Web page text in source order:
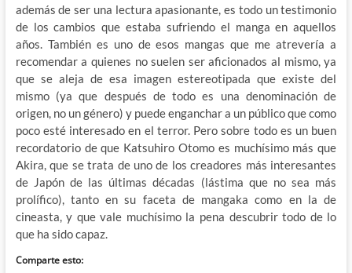
además de ser una lectura apasionante, es todo un testimonio
de los cambios que estaba sufriendo el manga en aquellos
años. También es uno de esos mangas que me atrevería a
recomendar a quienes no suelen ser aficionados al mismo, ya
que se aleja de esa imagen estereotipada que existe del
mismo (ya que después de todo es una denominación de
origen, no un género) y puede enganchar a un público que como
poco esté interesado en el terror. Pero sobre todo es un buen
recordatorio de que Katsuhiro Otomo es muchísimo más que
Akira, que se trata de uno de los creadores más interesantes
de Japón de las últimas décadas (lástima que no sea más
prolífico), tanto en su faceta de mangaka como en la de
cineasta, y que vale muchísimo la pena descubrir todo de lo
que ha sido capaz.
Comparte esto: